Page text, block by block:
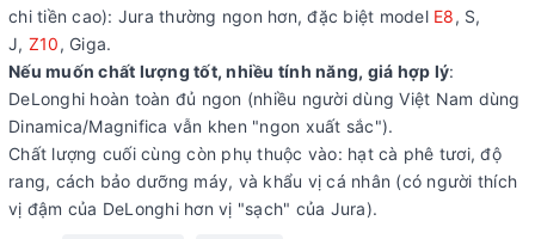
chi tiền cao): Jura thường ngon hơn, đặc biệt model E8, S,
J, Z10, Giga.
Nếu muốn chất lượng tốt, nhiều tính năng, giá hợp lý:
DeLonghi hoàn toàn đủ ngon (nhiều người dùng Việt Nam dùng
Dinamica/Magnifica vẫn khen "ngon xuất sắc").
Chất lượng cuối cùng còn phụ thuộc vào: hạt cà phê tươi, độ
rang, cách bảo dưỡng máy, và khẩu vị cá nhân (có người thích
vị đậm của DeLonghi hơn vị "sạch" của Jura).